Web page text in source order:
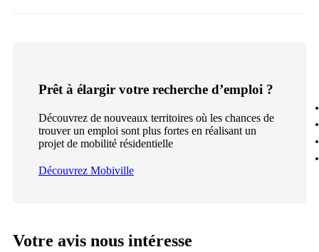
Prêt à élargir votre recherche d’emploi ?
Découvrez de nouveaux territoires où les chances de
trouver un emploi sont plus fortes en réalisant un
projet de mobilité résidentielle
Découvrez Mobiville
Votre avis nous intéresse